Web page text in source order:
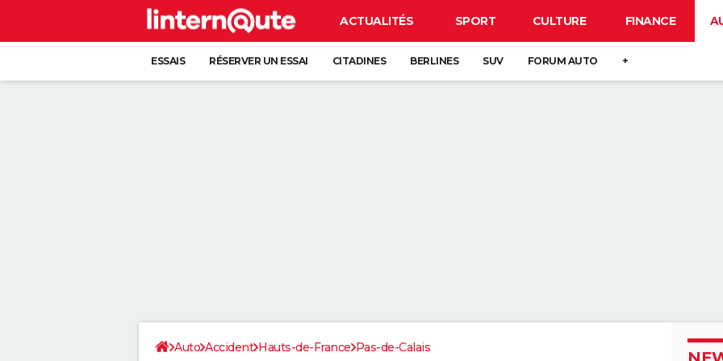
ACTUALITÉS SPORT CULTURE FINANCE
ESSAIS RÉSERVER UN ESSAI CITADINES BERLINES SUV FORUM AUTO +
Auto Accident Hauts-de-France Pas-de-Calais